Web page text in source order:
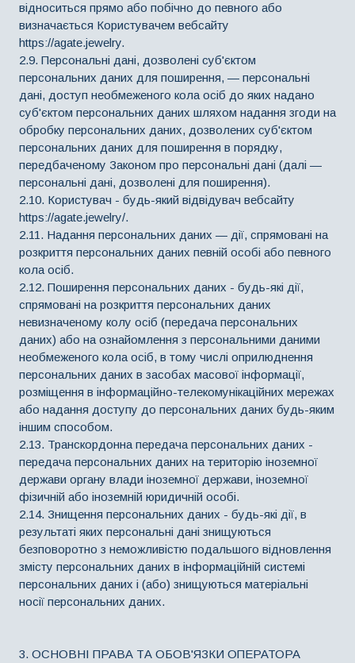
відноситься прямо або побічно до певного або
визначається Користувачем вебсайту
https://agate.jewelry.
2.9. Персональні дані, дозволені суб'єктом
персональних даних для поширення, — персональні
дані, доступ необмеженого кола осіб до яких надано
суб'єктом персональних даних шляхом надання згоди на
обробку персональних даних, дозволених суб'єктом
персональних даних для поширення в порядку,
передбаченому Законом про персональні дані (далі —
персональні дані, дозволені для поширення).
2.10. Користувач - будь-який відвідувач вебсайту
https://agate.jewelry/.
2.11. Надання персональних даних — дії, спрямовані на
розкриття персональних даних певній особі або певного
кола осіб.
2.12. Поширення персональних даних - будь-які дії,
спрямовані на розкриття персональних даних
невизначеному колу осіб (передача персональних
даних) або на ознайомлення з персональними даними
необмеженого кола осіб, в тому числі оприлюднення
персональних даних в засобах масової інформації,
розміщення в інформаційно-телекомунікаційних мережах
або надання доступу до персональних даних будь-яким
іншим способом.
2.13. Транскордонна передача персональних даних -
передача персональних даних на територію іноземної
держави органу влади іноземної держави, іноземної
фізичній або іноземній юридичній особі.
2.14. Знищення персональних даних - будь-які дії, в
результаті яких персональні дані знищуються
безповоротно з неможливістю подальшого відновлення
змісту персональних даних в інформаційній системі
персональних даних і (або) знищуються матеріальні
носії персональних даних.
3. ОСНОВНІ ПРАВА ТА ОБОВ'ЯЗКИ ОПЕРАТОРА